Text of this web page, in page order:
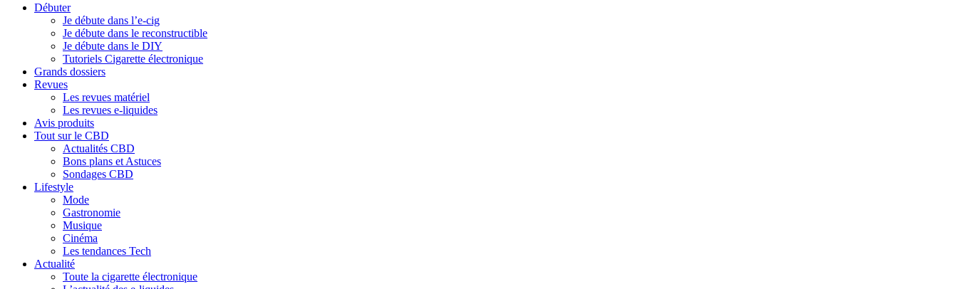
Débuter
Je débute dans l’e-cig
Je débute dans le reconstructible
Je débute dans le DIY
Tutoriels Cigarette électronique
Grands dossiers
Revues
Les revues matériel
Les revues e-liquides
Avis produits
Tout sur le CBD
Actualités CBD
Bons plans et Astuces
Sondages CBD
Lifestyle
Mode
Gastronomie
Musique
Cinéma
Les tendances Tech
Actualité
Toute la cigarette électronique